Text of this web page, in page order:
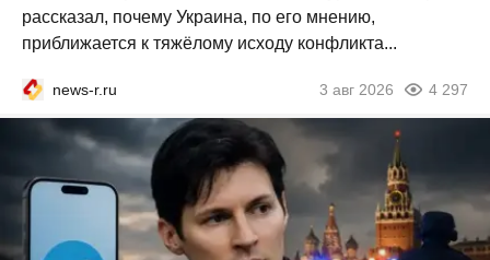
рассказал, почему Украина, по его мнению,
приближается к тяжёлому исходу конфликта...
news-r.ru 3 авг 2026 4 297